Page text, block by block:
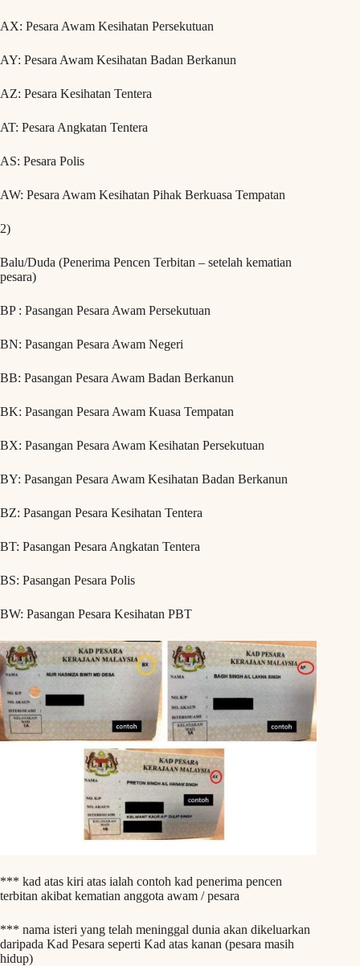
AX: Pesara Awam Kesihatan Persekutuan
AY: Pesara Awam Kesihatan Badan Berkanun
AZ: Pesara Kesihatan Tentera
AT: Pesara Angkatan Tentera
AS: Pesara Polis
AW: Pesara Awam Kesihatan Pihak Berkuasa Tempatan
2)
Balu/Duda (Penerima Pencen Terbitan – setelah kematian
pesara)
BP : Pasangan Pesara Awam Persekutuan
BN: Pasangan Pesara Awam Negeri
BB: Pasangan Pesara Awam Badan Berkanun
BK: Pasangan Pesara Awam Kuasa Tempatan
BX: Pasangan Pesara Awam Kesihatan Persekutuan
BY: Pasangan Pesara Awam Kesihatan Badan Berkanun
BZ: Pasangan Pesara Kesihatan Tentera
BT: Pasangan Pesara Angkatan Tentera
BS: Pasangan Pesara Polis
BW: Pasangan Pesara Kesihatan PBT
*** kad atas kiri atas ialah contoh kad penerima pencen
terbitan akibat kematian anggota awam / pesara
*** nama isteri yang telah meninggal dunia akan dikeluarkan
daripada Kad Pesara seperti Kad atas kanan (pesara masih
hidup)